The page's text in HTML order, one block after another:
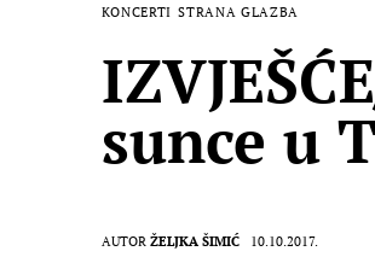
KONCERTI STRANA GLAZBA
sunce u
AUTOR ŽELJKA ŠIMIĆ 10.10.2017.